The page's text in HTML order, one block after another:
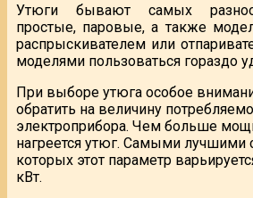
Утюги бывают самых
простые, паровые, а также
распрыскивателем или
моделями пользоваться гораздо
При выборе утюга особое
обратить на величину
электроприбора. Чем больше
нагреется утюг. Самыми лучшими
которых этот параметр
кВт.